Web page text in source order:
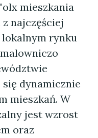
mieszkania
najczęściej
lokalnym rynku
dynamicznie
mieszkań. W
jest wzrost
oraz